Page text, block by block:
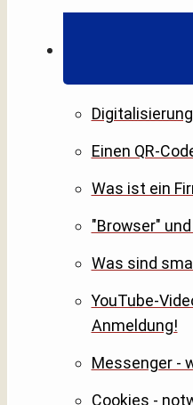
Einen QR-
Was ist ein
"Browser"
Was sind
YouTube-
Anmeldung!
Messenger -
Cookies -